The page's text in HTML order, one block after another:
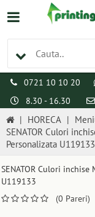
0721 10 10 20
8.30 - 16.30
| HORECA |
SENATOR Culori
Personalizata U119133
SENATOR Culori inchise
U119133
(0 Pareri)